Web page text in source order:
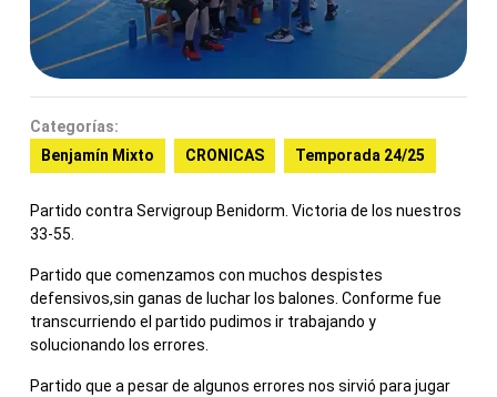
Categorías:
Benjamín Mixto
CRONICAS Temporada 24/25
Partido contra Servigroup Benidorm. Victoria de los nuestros
33-55.
Partido que comenzamos con muchos despistes
defensivos,sin ganas de luchar los balones. Conforme fue
transcurriendo el partido pudimos ir trabajando y
solucionando los errores.
Partido que a pesar de algunos errores nos sirvió para jugar